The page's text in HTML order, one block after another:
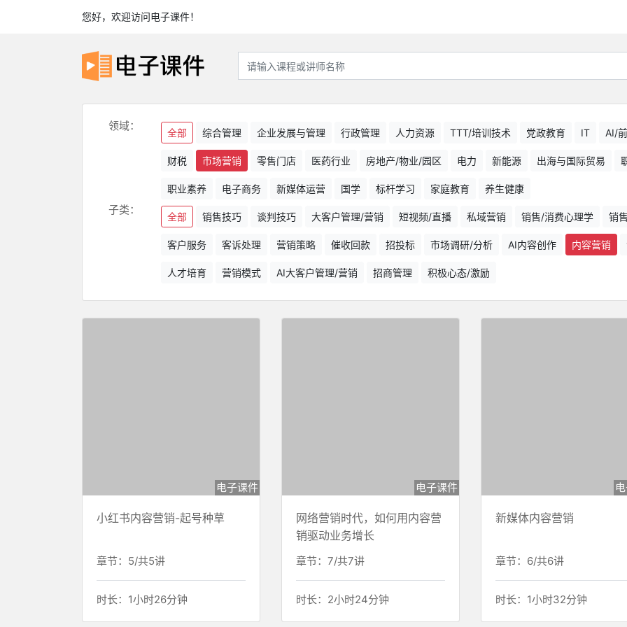
您好，欢迎访问电子课件！
领域：
全部 综合管理 企业发展与管理 行政管理 人力资源 TTT/培训技术 党政教育 IT AI/
财税 市场营销 零售门店 医药行业 房地产/物业/园区 电力 新能源 出海与国际贸易
职业素养 电子商务 新媒体运营 国学 标杆学习 家庭教育 养生健康
子类：
全部 销售技巧 谈判技巧 大客户管理/营销 短视频/直播 私域营销 销售/消费心理学 销
客户服务 客诉处理 营销策略 催收回款 招投标 市场调研/分析 AI内容创作 内容营销
人才培育 营销模式 AI大客户管理/营销 招商管理 积极心态/激励
电子课件
小红书内容营销-起号种草
章节：5/共5讲
时长：1小时26分钟
电子课件
网络营销时代，如何用内容营
销驱动业务增长
章节：7/共7讲
时长：2小时24分钟
新媒体内容营销
章节：6/共6讲
时长：1小时32分钟